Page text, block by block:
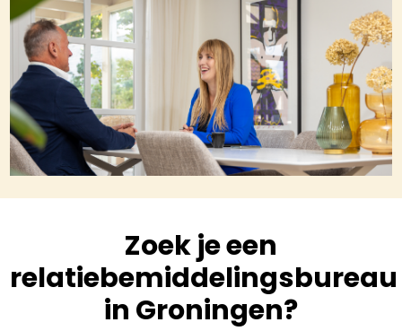
Zoek je een
relatiebemiddelingsbureau
in Groningen?